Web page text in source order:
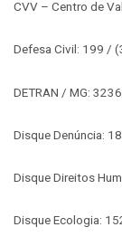
CVV – Centro de
Defesa Civil: 199 /
DETRAN / MG:
Disque Denúncia:
Disque Direitos
Disque Ecologia: